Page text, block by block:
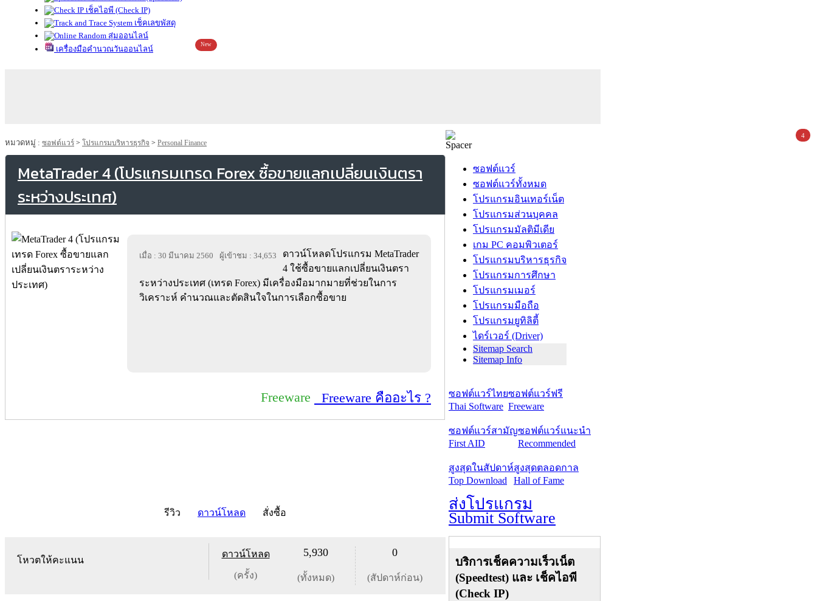
เช็คไอพี (Check IP)
เช็คเลขพัสดุ
สุ่มออนไลน์
เครื่องมือคำนวณวันออนไลน์
New
หมวดหมู่ : ซอฟต์แวร์ > โปรแกรมบริหารธุรกิจ > Personal Finance
MetaTrader 4 (โปรแกรมเทรด Forex ซื้อขายแลกเปลี่ยนเงินตรา
ระหว่างประเทศ)
เมื่อ : 30 มีนาคม 2560 ผู้เข้าชม : 34,653
ดาวน์โหลดโปรแกรม MetaTrader
4 ใช้ซื้อขายแลกเปลี่ยนเงินตรา
ระหว่างประเทศ (เทรด Forex) มีเครื่องมือมากมายที่ช่วยในการ
วิเคราะห์ คำนวณและตัดสินใจในการเลือกซื้อขาย
Freeware Freeware คืออะไร ?
รีวิว ดาวน์โหลด สั่งซื้อ
โหวตให้คะแนน
ดาวน์โหลด
(ครั้ง)
5,930
(ทั้งหมด)
0
(สัปดาห์ก่อน)
ซอฟต์แวร์
ซอฟต์แวร์ทั้งหมด
โปรแกรมอินเทอร์เน็ต
โปรแกรมส่วนบุคคล
โปรแกรมมัลติมีเดีย
เกม PC คอมพิวเตอร์
โปรแกรมบริหารธุรกิจ
โปรแกรมการศึกษา
โปรแกรมเมอร์
โปรแกรมมือถือ
โปรแกรมยูทิลิตี้
ไดร์เวอร์ (Driver)
Sitemap Search
Sitemap Info
ซอฟต์แวร์ไทย
Thai Software
ซอฟต์แวร์ฟรี
Freeware
ซอฟต์แวร์สามัญ
First AID
ซอฟต์แวร์แนะนำ
Recommended
สูงสุดในสัปดาห์
Top Download
สูงสุดตลอดกาล
Hall of Fame
ส่งโปรแกรม
Submit Software
บริการเช็คความเร็วเน็ต
(Speedtest) และ เช็คไอพี
(Check IP)
4